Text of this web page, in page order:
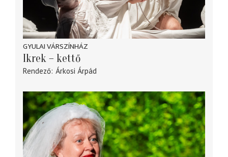
GYULAI VÁRSZÍNHÁZ
Ikrek – kettő
Rendező Árkosi Árpád